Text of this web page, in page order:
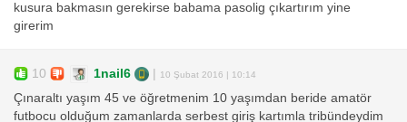
kusura bakmasın gerekirse babama pasolig çıkartırım yine
girerim
10 1nail6 10 Şubat 2016 | 10:14
Çınaraltı yaşım 45 ve öğretmenim 10 yaşımdan beride amatör
futbocu olduğum zamanlarda serbest giriş kartımla tribündeydim